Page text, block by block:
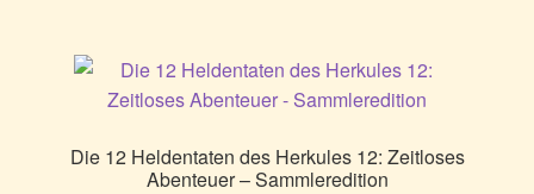
auf.
Die
können
Die 12 Heldentaten des Herkules 12: Zeitloses
Abenteuer – Sammleredition